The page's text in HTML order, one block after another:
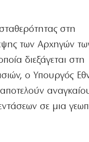
στη
των Αρχηγών
διεξάγεται στη
ο Υπουργός
σε μια